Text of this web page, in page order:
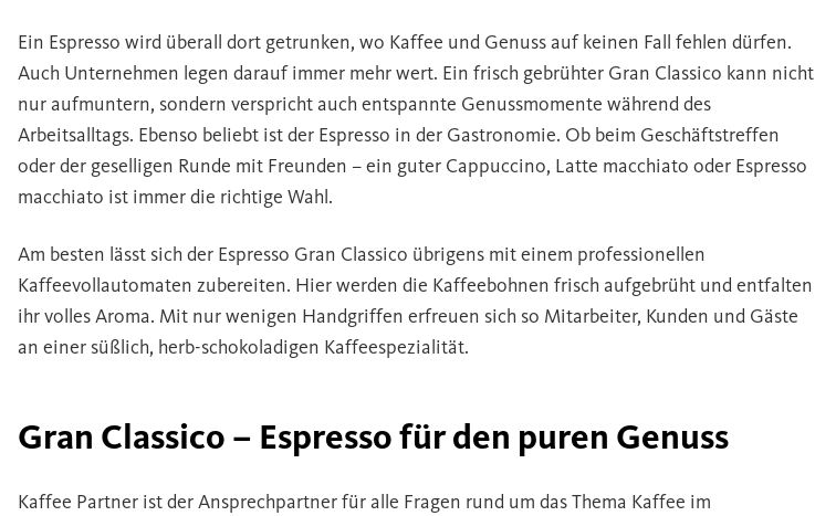
Ein Espresso wird überall dort getrunken, wo Kaffee und Genuss auf keinen Fall fehlen dürfen.
Auch Unternehmen legen darauf immer mehr wert. Ein frisch gebrühter Gran Classico kann nicht
nur aufmuntern, sondern verspricht auch entspannte Genussmomente während des
Arbeitsalltags. Ebenso beliebt ist der Espresso in der Gastronomie. Ob beim Geschäftstreffen
oder der geselligen Runde mit Freunden – ein guter Cappuccino, Latte macchiato oder Espresso
macchiato ist immer die richtige Wahl.
Am besten lässt sich der Espresso Gran Classico übrigens mit einem professionellen
Kaffeevollautomaten zubereiten. Hier werden die Kaffeebohnen frisch aufgebrüht und entfalten
ihr volles Aroma. Mit nur wenigen Handgriffen erfreuen sich so Mitarbeiter, Kunden und Gäste
an einer süßlich, herb-schokoladigen Kaffeespezialität.
Gran Classico – Espresso für den puren Genuss
Kaffee Partner ist der Ansprechpartner für alle Fragen rund um das Thema Kaffee im